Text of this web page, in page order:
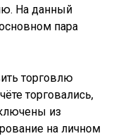
На данный
пара
торговлю
торговались,
из
на личном